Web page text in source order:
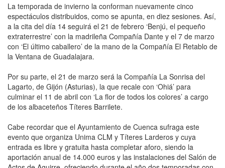
La temporada de invierno la conforman nuevamente cinco
espectáculos distribuidos, como se apunta, en diez sesiones. Así,
a la cita del día 14 seguirá el 21 de febrero ‘Benjú, el pequeño
extraterrestre’ con la madrileña Compañía Dante y el 7 de marzo
con ‘El último caballero’ de la mano de la Compañía El Retablo de
la Ventana de Guadalajara.
Por su parte, el 21 de marzo será la Compañía La Sonrisa del
Lagarto, de Gijón (Asturias), la que recale con ‘Ohiá’ para
culminar el 11 de abril con ‘La flor de todos los colores’ a cargo
de los albaceteños Títeres Barrilete.
Cabe recordar que el Ayuntamiento de Cuenca sufraga este
evento que organiza Unima CLM y Títeres Larderos y cuya
entrada es libre y gratuita hasta completar aforo, siendo la
aportación anual de 14.000 euros y las instalaciones del Salón de